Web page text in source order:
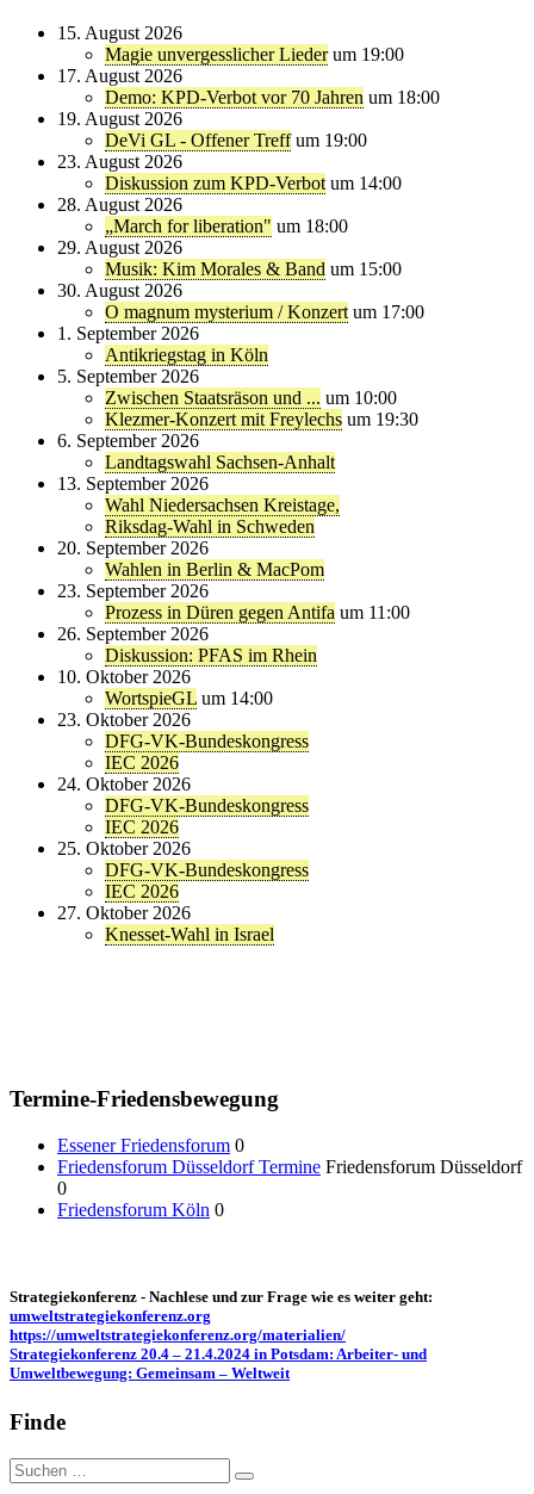
15. August 2026
Magie unvergesslicher Lieder um 19:00
17. August 2026
Demo: KPD-Verbot vor 70 Jahren um 18:00
19. August 2026
DeVi GL - Offener Treff um 19:00
23. August 2026
Diskussion zum KPD-Verbot um 14:00
28. August 2026
„March for liberation" um 18:00
29. August 2026
Musik: Kim Morales & Band um 15:00
30. August 2026
O magnum mysterium / Konzert um 17:00
1. September 2026
Antikriegstag in Köln
5. September 2026
Zwischen Staatsräson und ... um 10:00
Klezmer-Konzert mit Freylechs um 19:30
6. September 2026
Landtagswahl Sachsen-Anhalt
13. September 2026
Wahl Niedersachsen Kreistage,
Riksdag-Wahl in Schweden
20. September 2026
Wahlen in Berlin & MacPom
23. September 2026
Prozess in Düren gegen Antifa um 11:00
26. September 2026
Diskussion: PFAS im Rhein
10. Oktober 2026
WortspieGL um 14:00
23. Oktober 2026
DFG-VK-Bundeskongress
IEC 2026
24. Oktober 2026
DFG-VK-Bundeskongress
IEC 2026
25. Oktober 2026
DFG-VK-Bundeskongress
IEC 2026
27. Oktober 2026
Knesset-Wahl in Israel
Termine-Friedensbewegung
Essener Friedensforum 0
Friedensforum Düsseldorf Termine Friedensforum Düsseldorf
0
Friedensforum Köln 0
Strategiekonferenz - Nachlese und zur Frage wie es weiter geht:
umweltstrategiekonferenz.org
https://umweltstrategiekonferenz.org/materialien/
Strategiekonferenz 20.4 – 21.4.2024 in Potsdam: Arbeiter- und
Umweltbewegung: Gemeinsam – Weltweit
Finde
Suche
nach: